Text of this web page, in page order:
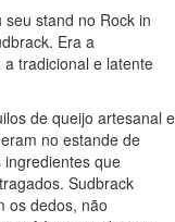
stand no Rock in
Era a
tradicional e latente
de queijo artesanal e
no estande de
que
Sudbrack
os dedos, não